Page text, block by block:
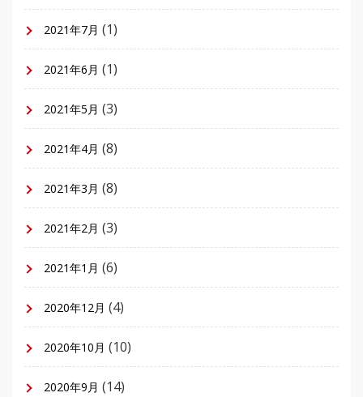
2021年7月 (1)
2021年6月 (1)
2021年5月 (3)
2021年4月 (8)
2021年3月 (8)
2021年2月 (3)
2021年1月 (6)
2020年12月 (4)
2020年10月 (10)
2020年9月 (14)